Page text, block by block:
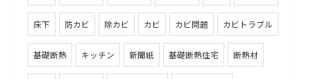
床下 防カビ 除カビ カビ カビ問題 カビトラブル
基礎断熱 キッチン 新聞紙 基礎断熱住宅 断熱材